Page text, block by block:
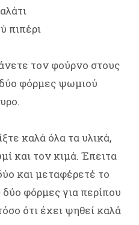
πιπέρι
τον φούρνο στους
φόρμες ψωμιού
καλά όλα τα υλικά,
και τον κιμά. Έπειτα
και μεταφέρετέ το
φόρμες για περίπου
ότι έχει ψηθεί καλά